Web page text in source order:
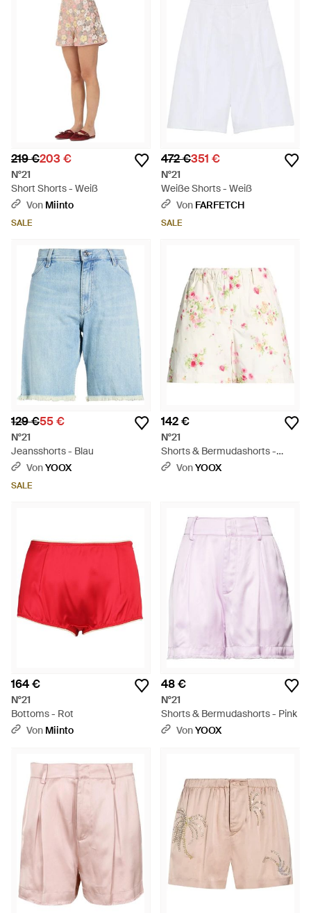
219 €203 €
N°21
Short Shorts - Weiß
Von Miinto
SALE
472 €351 €
N°21
Weiße Shorts - Weiß
Von FARFETCH
SALE
129 €55 €
N°21
Jeansshorts - Blau
VonYOOX
SALE
142 €
N°21
Shorts & Bermudashorts -
WeißVonYOOX
164 €
N°21
Bottoms - Rot
Von Miinto
48 €
N°21
Shorts & Bermudashorts - Pink
VonYOOX